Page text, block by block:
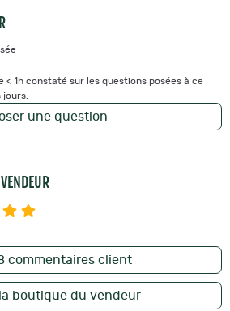
< 1h constaté sur les questions posées à ce
une question
commentaires client
boutique du vendeur